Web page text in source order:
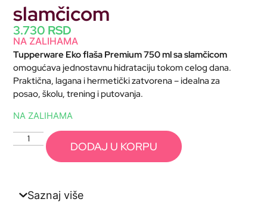
slamčicom
3.730 RSD
NA ZALIHAMA
Tupperware Eko flaša Premium 750 ml sa slamčicom
omogućava jednostavnu hidrataciju tokom celog dana.
Praktična, lagana i hermetički zatvorena – idealna za
posao, školu, trening i putovanja.
NA ZALIHAMA
DODAJ U KORPU
Saznaj više